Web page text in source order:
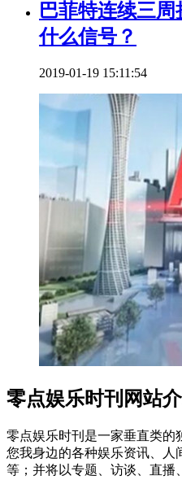
巴菲特连续三
什么信号？
2019-01-19 15:11:54
零点娱乐时刊网站
零点娱乐时刊是一家垂直类的
您我身边的各种娱乐资讯、人
等；并将以专题、访谈、直播